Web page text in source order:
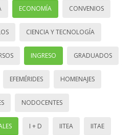
ECONOMÍA CONVENIOS
CIENCIA Y TECNOLOGÍA
INGRESO GRADUADOS
EFEMÉRIDES HOMENAJES
NODOCENTES
I + D IITEA IITAE